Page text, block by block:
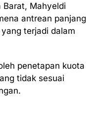
Barat, Mahyeldi
antrean panjang
terjadi dalam
penetapan kuota
tidak sesuai